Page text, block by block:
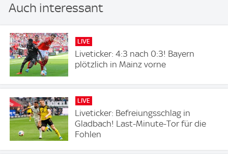
Auch interessant
LIVE
Liveticker: 4:3 nach 0:3! Bayern
plötzlich in Mainz vorne
LIVE
Liveticker: Befreiungsschlag in
Gladbach! Last-Minute-Tor für die
Fohlen